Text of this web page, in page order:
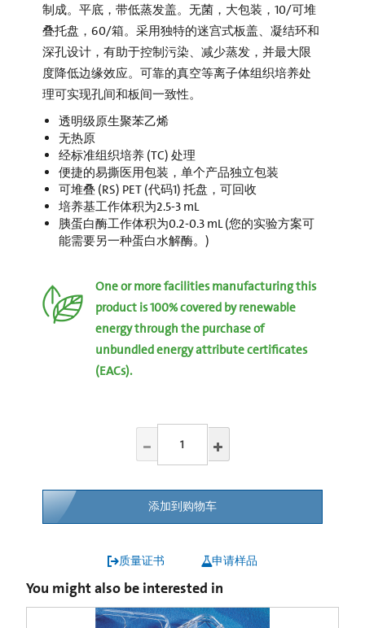
制成。平底，带低蒸发盖。无菌，大包装，10/可堆
叠托盘，60/箱。采用独特的迷宫式板盖、凝结环和
深孔设计，有助于控制污染、减少蒸发，并最大限
度降低边缘效应。可靠的真空等离子体组织培养处
理可实现孔间和板间一致性。
透明级原生聚苯乙烯
无热原
经标准组织培养 (TC) 处理
便捷的易撕医用包装，单个产品独立包装
可堆叠 (RS) PET (代码1) 托盘，可回收
培养基工作体积为2.5-3 mL
胰蛋白酶工作体积为0.2-0.3 mL (您的实验方案可
能需要另一种蛋白水解酶。)
One or more facilities manufacturing this
product is 100% covered by renewable
energy through the purchase of
unbundled energy attribute certificates
(EACs).
添加到购物车
质量证书 申请样品
You might also be interested in